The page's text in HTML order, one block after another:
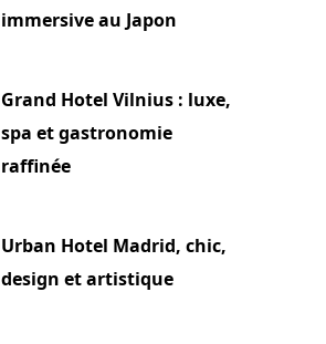
immersive au Japon
Grand Hotel Vilnius : luxe,
spa et gastronomie
raffinée
Urban Hotel Madrid, chic,
design et artistique